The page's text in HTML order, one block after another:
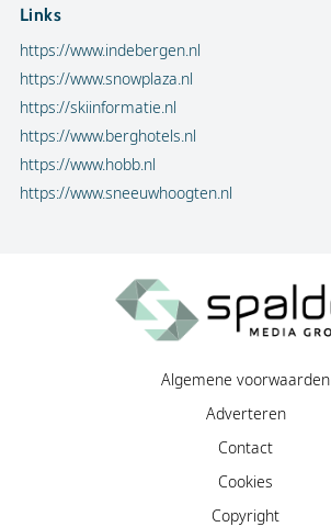
Links
https://www.indebergen.nl
https://www.snowplaza.nl
https://skiinformatie.nl
https://www.berghotels.nl
https://www.hobb.nl
https://www.sneeuwhoogten.nl
Algemene voorwaarden
Adverteren
Contact
Cookies
Copyright